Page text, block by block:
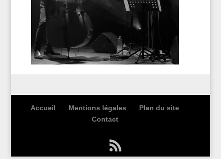
Accueil Mentions légales
Plan du site
Contact